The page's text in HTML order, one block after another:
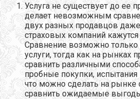
Услуга не существует до ее
делает невозможным
двух разных продавцов
страховых компаний
Сравнение возможно только
услуги, тогда как на рынках
сравнить различными
пробные покупки, испытания
что можно сделать на рынке
сравнить ожидаемые